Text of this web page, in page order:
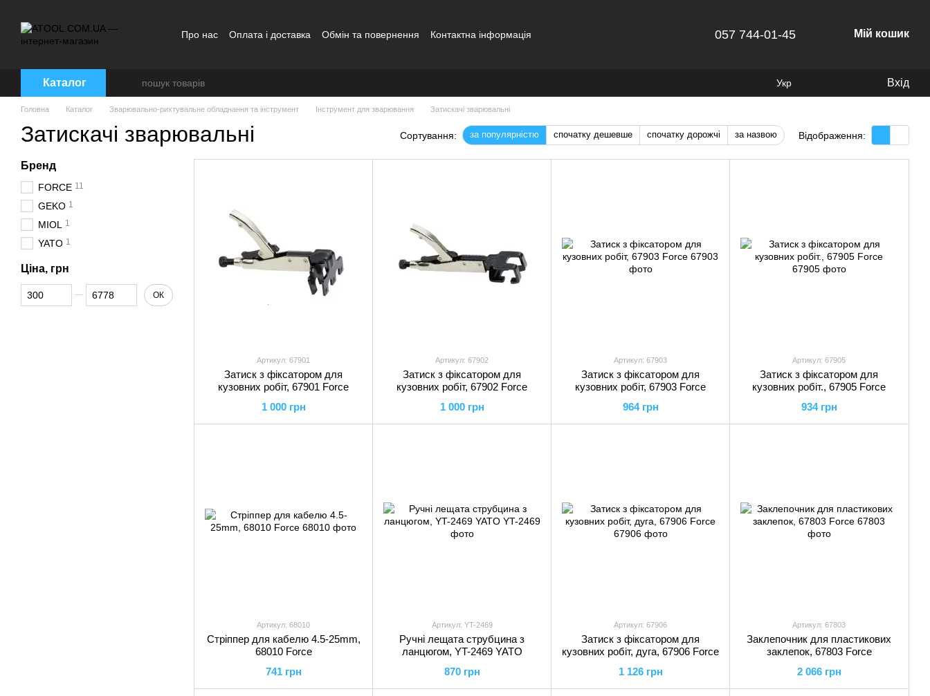
Про нас Оплата і доставка Обмін та повернення Контактна інформація 057 744-01-45 Мій кошик
Каталог Укр Вхід
Головна Каталог Зварювально-рихтувальне обладнання та інструмент Інструмент для зварювання Затискачі зварювальні
Затискачі зварювальні Сортування: за популярністю спочатку дешевше спочатку дорожчі за назвою Відображення:
Артикул: 67901
Затиск з фіксатором для
кузовних робіт, 67901 Force
1 000 грн
Артикул: 67902
Затиск з фіксатором для
кузовних робіт, 67902 Force
1 000 грн
Артикул: 67903
Затиск з фіксатором для
кузовних робіт, 67903 Force
964 грн
Артикул: 67905
Затиск з фіксатором для
кузовних робіт., 67905 Force
934 грн
Артикул: 68010
Cтріппер для кабелю 4.5-25mm,
68010 Force
741 грн
Артикул: YT-2469
Ручні лещата струбцина з
ланцюгом, YT-2469 YATO
870 грн
Артикул: 67906
Затиск з фіксатором для
кузовних робіт, дуга, 67906 Force
1 126 грн
Артикул: 67803
Заклепочник для пластикових
заклепок, 67803 Force
2 066 грн
Бренд
FORCE 11
GEKO 1
MIOL 1
YATO 1
Ціна, грн
Від Ціна, грн
До Ціна, грн ОК